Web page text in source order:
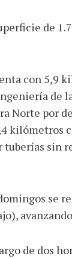
de
con 5,9
de
Norte por
kilómetros
sin
se
de dos